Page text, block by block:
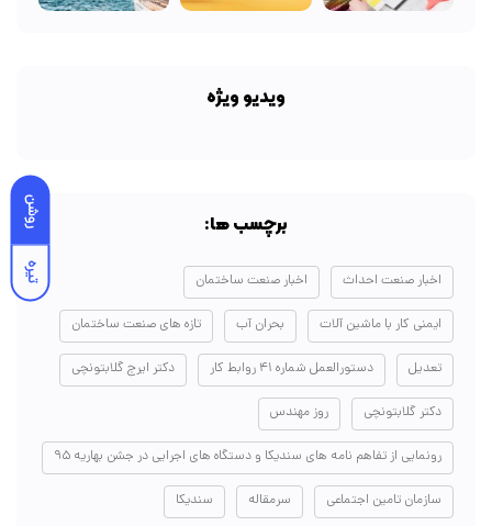
روشن
تیره
ویدیو ویژه
برچسب ها:
اخبار صنعت احداث اخبار صنعت ساختمان
ایمنی کار با ماشین آلات بحران آب تازه های صنعت ساختمان
تعدیل دستورالعمل شماره ۴۱ روابط کار دکتر ایرج گلابتونچی
دکتر گلابتونچی روز مهندس
رونمایی از تفاهم نامه های سندیکا و دستگاه های اجرایی در جشن بهاریه ۹۵
سازمان تامین اجتماعی سرمقاله سندیکا